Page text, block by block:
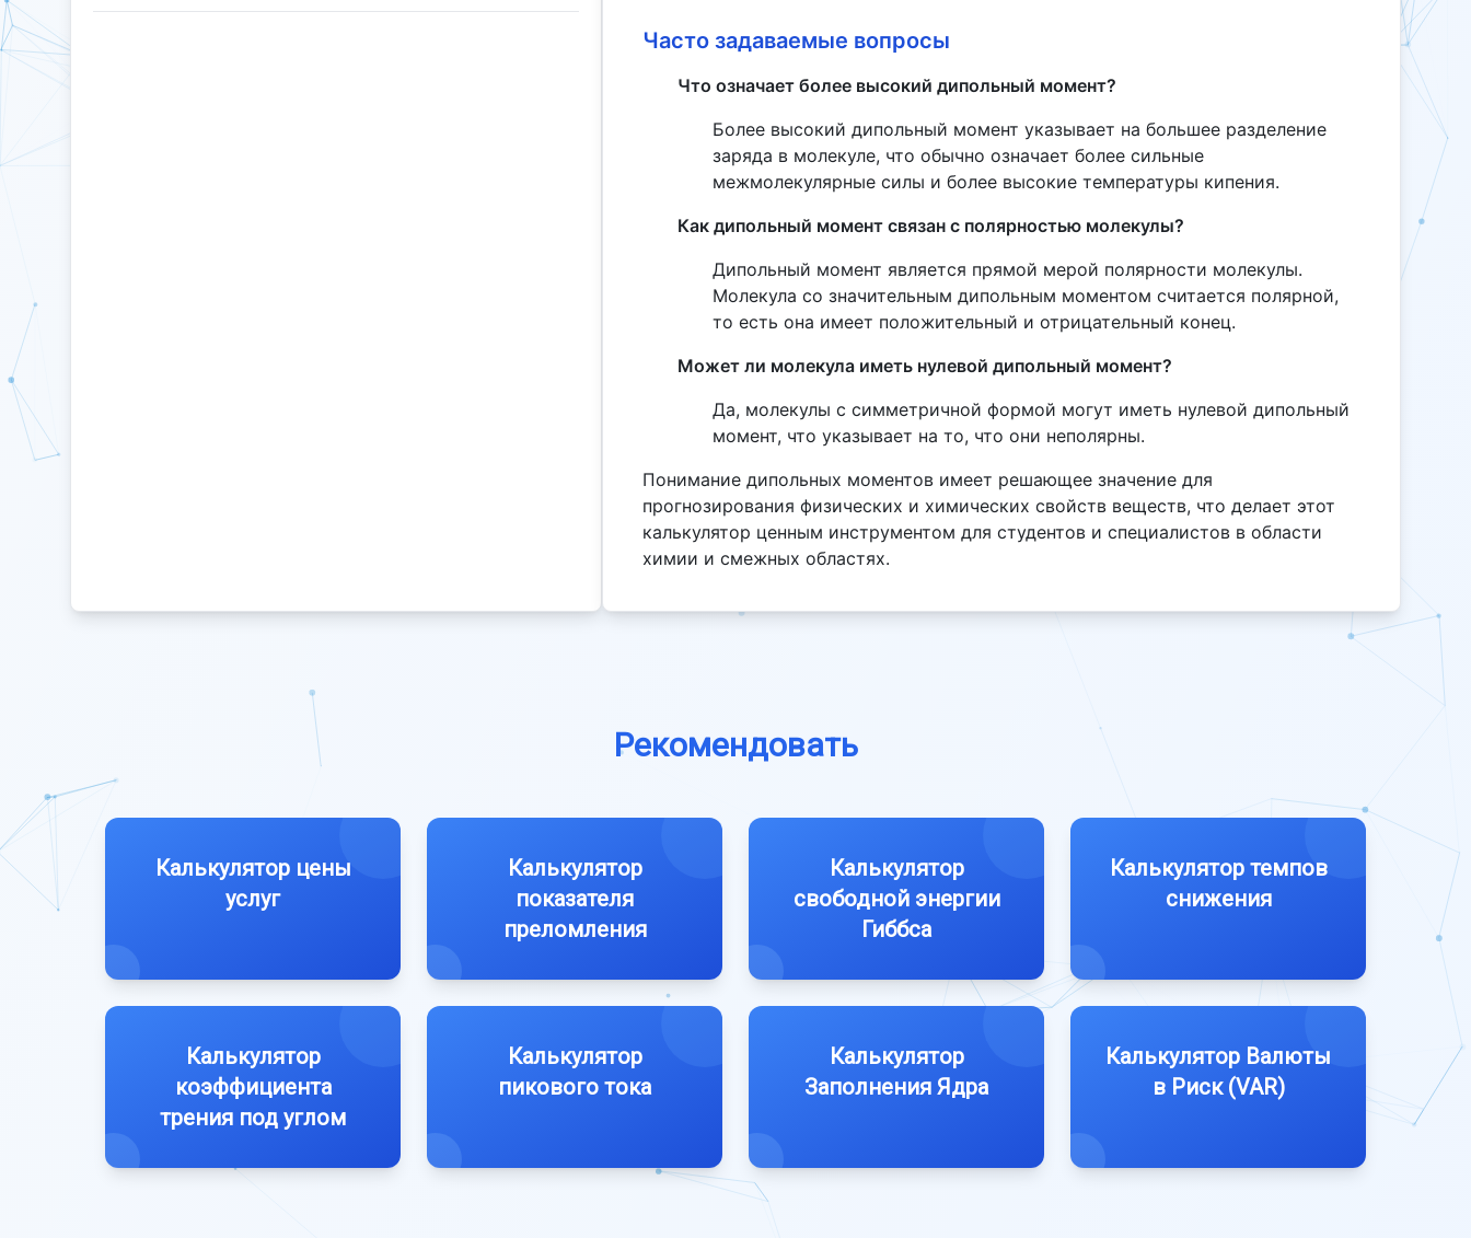
Часто задаваемые вопросы
Что означает более высокий дипольный момент?
Более высокий дипольный момент указывает на большее разделение
заряда в молекуле, что обычно означает более сильные
межмолекулярные силы и более высокие температуры кипения.
Как дипольный момент связан с полярностью молекулы?
Дипольный момент является прямой мерой полярности молекулы.
Молекула со значительным дипольным моментом считается полярной,
то есть она имеет положительный и отрицательный конец.
Может ли молекула иметь нулевой дипольный момент?
Да, молекулы с симметричной формой могут иметь нулевой дипольный
момент, что указывает на то, что они неполярны.
Понимание дипольных моментов имеет решающее значение для
прогнозирования физических и химических свойств веществ, что делает этот
калькулятор ценным инструментом для студентов и специалистов в области
химии и смежных областях.
Рекомендовать
Калькулятор цены
услуг
Калькулятор
показателя
преломления
Калькулятор
свободной энергии
Гиббса
Калькулятор темпов
снижения
Калькулятор
коэффициента
трения под углом
Калькулятор
пикового тока
Калькулятор
Заполнения Ядра
Калькулятор Валюты
в Риск (VAR)